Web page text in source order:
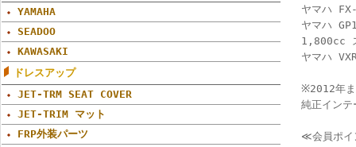
YAMAHA
SEADOO
KAWASAKI
ドレスアップ
JET-TRM SEAT COVER
JET-TRIM マット
FRP外装パーツ
ヤマハ
ヤマハ
1,800cc
ヤマハ
※2012年ま
純正インテ
≪会員ポ